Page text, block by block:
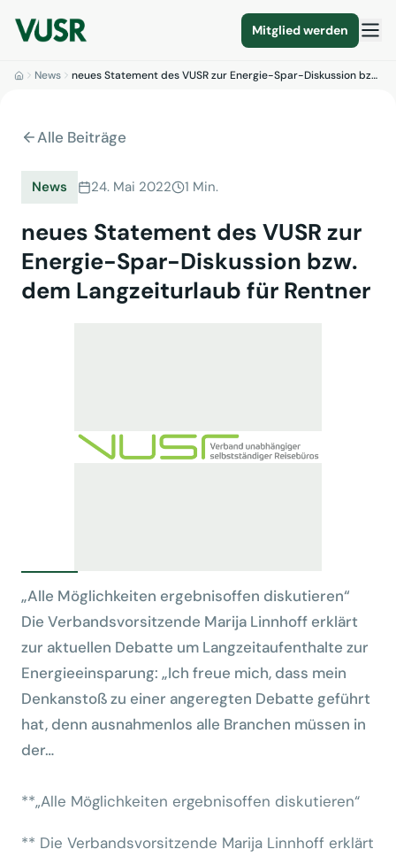
Mitglied werden
News neues Statement des VUSR zur Energie-Spar-Diskussion bz…
Alle Beiträge
News 24. Mai 2022 1 Min.
neues Statement des VUSR zur
Energie-Spar-Diskussion bzw.
dem Langzeiturlaub für Rentner
„Alle Möglichkeiten ergebnisoffen diskutieren“
Die Verbandsvorsitzende Marija Linnhoff erklärt
zur aktuellen Debatte um Langzeitaufenthalte zur
Energieeinsparung: „Ich freue mich, dass mein
Denkanstoß zu einer angeregten Debatte geführt
hat, denn ausnahmenlos alle Branchen müssen in
der…
**„Alle Möglichkeiten ergebnisoffen diskutieren“
** Die Verbandsvorsitzende Marija Linnhoff erklärt